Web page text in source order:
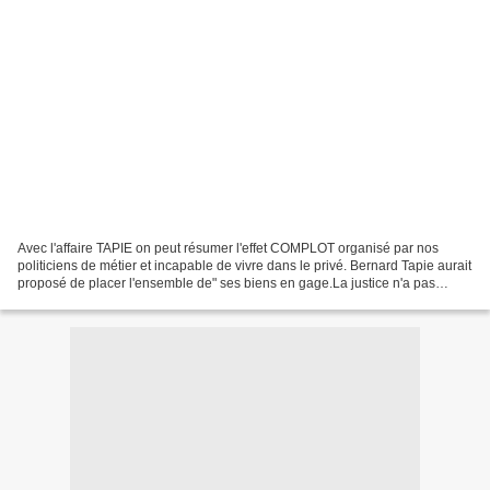
Avec l'affaire TAPIE on peut résumer l'effet COMPLOT organisé par nos
politiciens de métier et incapable de vivre dans le privé. Bernard Tapie aurait
proposé de placer l'ensemble de" ses biens en gage.La justice n'a pas